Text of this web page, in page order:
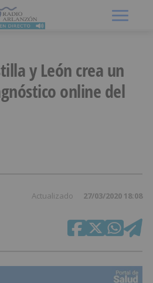
y León crea un
online del
Actualizado 27/03/2020 18:08